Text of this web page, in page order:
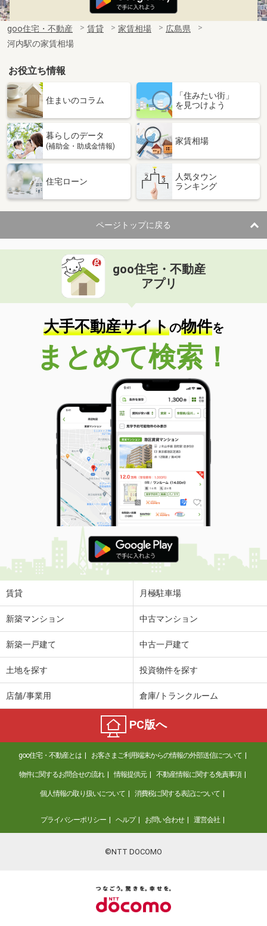
goo住宅・不動産 賃貸 家賃相場
広島県
河内駅の家賃相場
お役立ち情報
住まいのコラム
「住みたい街」
を見つけよう
暮らしのデータ
(補助金・助成金情報)
家賃相場
住宅ローン
人気タウン
ランキング
ページトップに戻る
goo住宅・不動産
アプリ
大手不動産サイトの物件を
まとめて検索！
賃貸 月極駐車場
新築マンション 中古マンション
新築一戸建て 中古一戸建て
土地を探す 投資物件を探す
店舗/事業用 倉庫/トランクルーム
PC版へ
goo住宅・不動産とは お客さまご利用端末からの情報の外部送信について
物件に関するお問合せの流れ 情報提供元 不動産情報に関する免責事項
個人情報の取り扱いについて 消費税に関する表記について
プライバシーポリシー ヘルプ お問い合わせ 運営会社
©NTT DOCOMO